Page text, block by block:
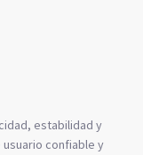
estabilidad y
confiable y